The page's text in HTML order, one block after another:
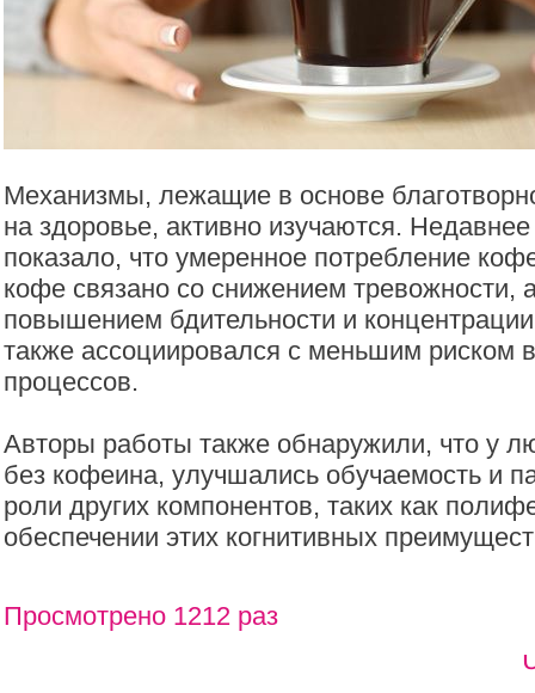
Механизмы, лежащие в основе
на здоровье, активно изучаются.
показало, что умеренное потребление
кофе связано со снижением тревожности,
повышением бдительности и
также ассоциировался с меньшим риском
процессов.
Авторы работы также обнаружили, что у
без кофеина, улучшались обучаемость и
роли других компонентов, таких как
обеспечении этих когнитивных
Просмотрено 1212 раз